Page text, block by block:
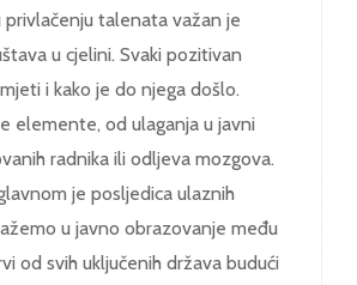
privlačenju talenata važan je
u cjelini. Svaki pozitivan
i kako je do njega došlo.
elemente, od ulaganja u javni
radnika ili odljeva mozgova.
je posljedica ulaznih
u javno obrazovanje među
od svih uključenih država budući